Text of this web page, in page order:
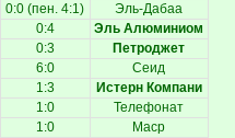
0:0 (пен. 4:1)
Эль-Дабаа
0:4
Эль Алюминиом
0:3
Петроджет
6:0
Сеид
1:3
Истерн Компани
1:0
Телефонат
1:0
Маср